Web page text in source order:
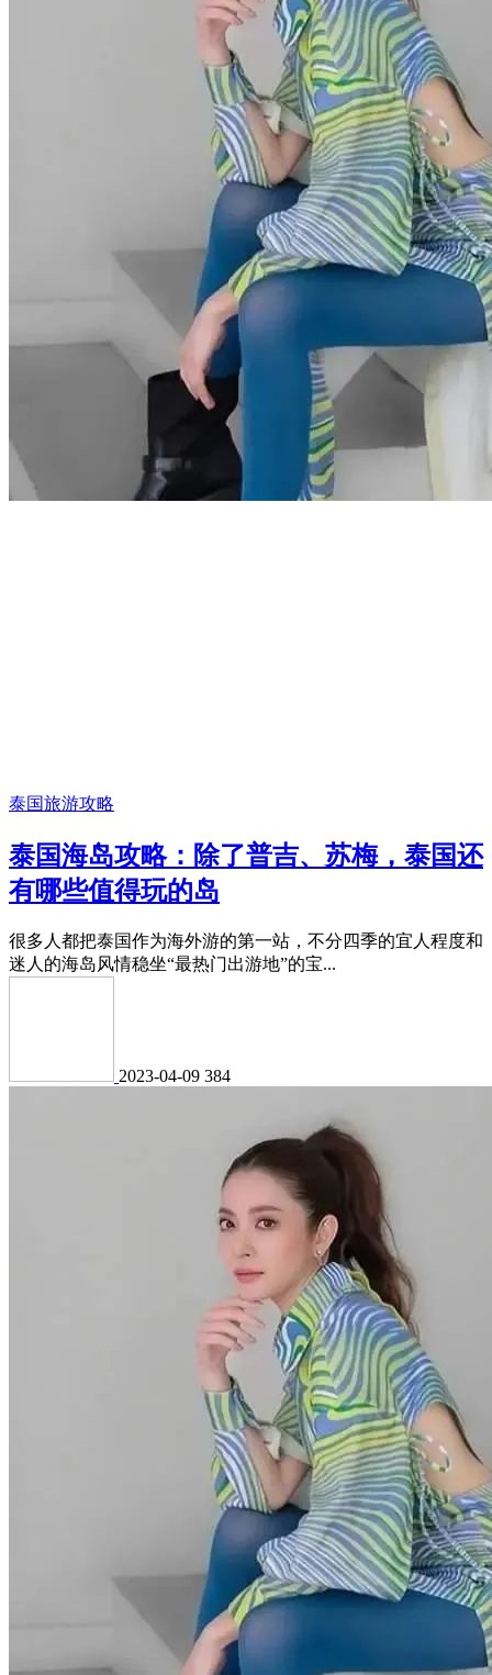
泰国旅游攻略
泰国海岛攻略：除了普吉、苏梅，泰国还
有哪些值得玩的岛
很多人都把泰国作为海外游的第一站，不分四季的宜人程度和
迷人的海岛风情稳坐“最热门出游地”的宝...
2023-04-09 384